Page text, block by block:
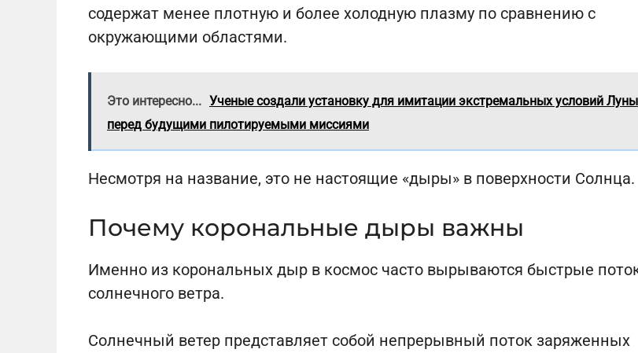
содержат менее плотную и более холодную плазму по сравнению с
окружающими областями.
Это интересно... Ученые создали установку для имитации экстремальных условий Луны
перед будущими пилотируемыми миссиями
Несмотря на название, это не настоящие «дыры» в поверхности Солнца.
Почему корональные дыры важны
Именно из корональных дыр в космос часто вырываются быстрые
солнечного ветра.
Солнечный ветер представляет собой непрерывный поток заряженных